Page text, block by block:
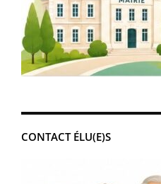
CONTACT ÉLU(E)S